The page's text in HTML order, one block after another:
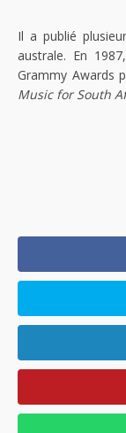
Il a publié
australe. En
Grammy Awards
Music for South